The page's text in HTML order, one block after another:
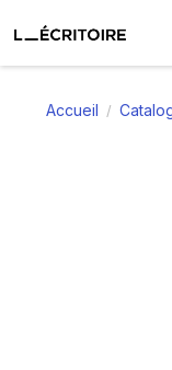
Accueil /